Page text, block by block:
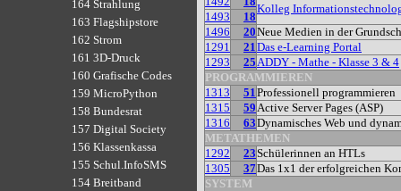
164 Strahlung
163 Flagshipstore
162 Strom
161 3D-Druck
160 Grafische Codes
159 MicroPython
158 Bundesrat
157 Digital Society
156 Klassenkassa
155 Schul.InfoSMS
154 Breitband
Kolleg
1493
18
1496
20Neue Medien in der
1291
21Das e-Learning Portal
1293
25ADDY - Mathe - Klasse 3 & 4
PROGRAMMIEREN
1313
51Professionell programmieren
1315
59Active Server Pages (ASP)
1316
63Dynamisches Web und
METATHEMEN
1292
23Schülerinnen an HTLs
1305
37Das 1x1 der erfolgreichen
SYSTEM